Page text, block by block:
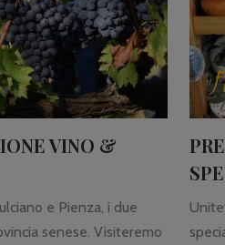
VINO &
e Pienza, i due
senese. Visiteremo